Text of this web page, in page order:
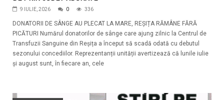
9 IULIE, 2026 0 336
DONATORII DE SÂNGE AU PLECAT LA MARE, REȘIȚA RĂMÂNE FĂRĂ
PICĂTURI Numărul donatorilor de sânge care ajung zilnic la Centrul de
Transfuzii Sanguine din Reșița a început să scadă odată cu debutul
sezonului concediilor. Reprezentanții unității avertizează că lunile iulie
și august sunt, în fiecare an, cele